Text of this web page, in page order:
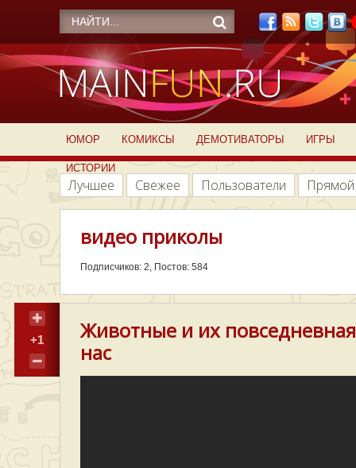
ЮМОР КОМИКСЫ ДЕМОТИВАТОРЫ ИГРЫ
ИСТОРИИ
Лучшее Свежее Пользователи
видео приколы
Подписчиков: 2, Постов: 584
+1
Животные и их
нас